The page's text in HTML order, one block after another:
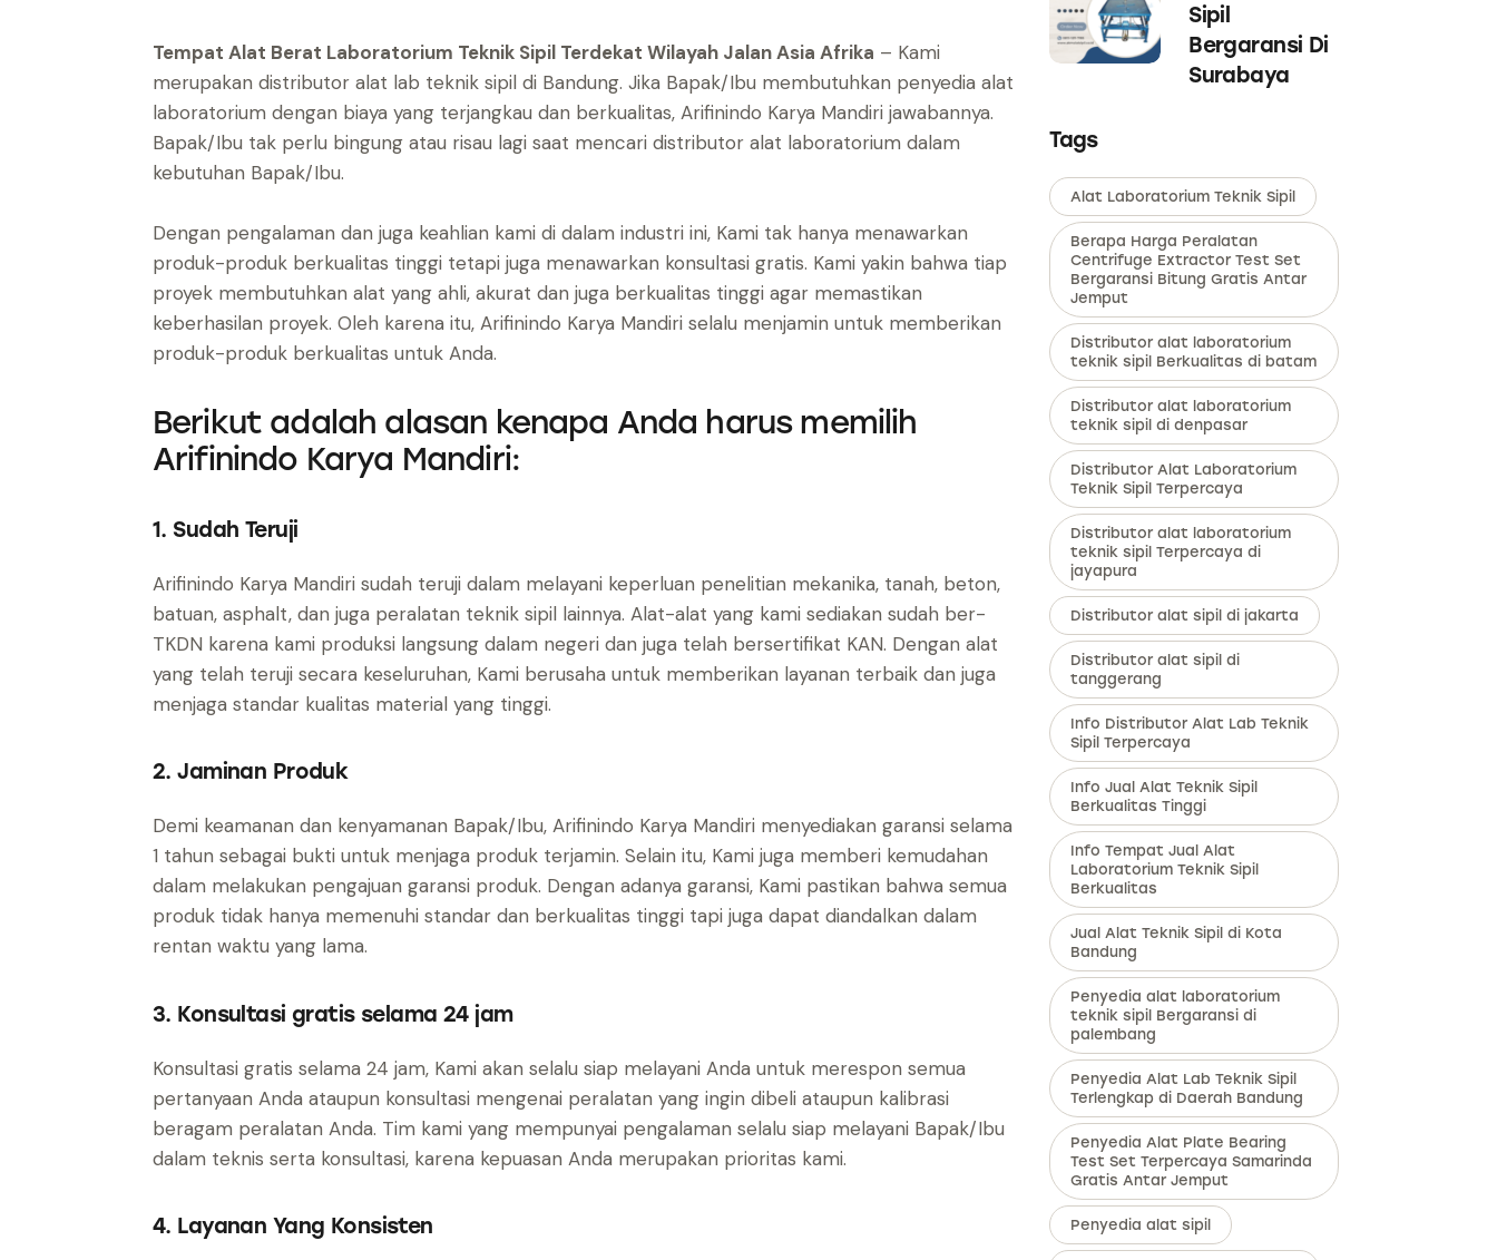
Tempat Alat Berat Laboratorium Teknik Sipil Terdekat Wilayah Jalan Asia Afrika – Kami
merupakan distributor alat lab teknik sipil di Bandung. Jika Bapak/Ibu membutuhkan penyedia alat
laboratorium dengan biaya yang terjangkau dan berkualitas, Arifinindo Karya Mandiri jawabannya.
Bapak/Ibu tak perlu bingung atau risau lagi saat mencari distributor alat laboratorium dalam
kebutuhan Bapak/Ibu.
Dengan pengalaman dan juga keahlian kami di dalam industri ini, Kami tak hanya menawarkan
produk-produk berkualitas tinggi tetapi juga menawarkan konsultasi gratis. Kami yakin bahwa tiap
proyek membutuhkan alat yang ahli, akurat dan juga berkualitas tinggi agar memastikan
keberhasilan proyek. Oleh karena itu, Arifinindo Karya Mandiri selalu menjamin untuk memberikan
produk-produk berkualitas untuk Anda.
Berikut adalah alasan kenapa Anda harus memilih
Arifinindo Karya Mandiri:
1. Sudah Teruji
Arifinindo Karya Mandiri sudah teruji dalam melayani keperluan penelitian mekanika, tanah, beton,
batuan, asphalt, dan juga peralatan teknik sipil lainnya. Alat-alat yang kami sediakan sudah ber-
TKDN karena kami produksi langsung dalam negeri dan juga telah bersertifikat KAN. Dengan alat
yang telah teruji secara keseluruhan, Kami berusaha untuk memberikan layanan terbaik dan juga
menjaga standar kualitas material yang tinggi.
2. Jaminan Produk
Demi keamanan dan kenyamanan Bapak/Ibu, Arifinindo Karya Mandiri menyediakan garansi selama
1 tahun sebagai bukti untuk menjaga produk terjamin. Selain itu, Kami juga memberi kemudahan
dalam melakukan pengajuan garansi produk. Dengan adanya garansi, Kami pastikan bahwa semua
produk tidak hanya memenuhi standar dan berkualitas tinggi tapi juga dapat diandalkan dalam
rentan waktu yang lama.
3. Konsultasi gratis selama 24 jam
Konsultasi gratis selama 24 jam, Kami akan selalu siap melayani Anda untuk merespon semua
pertanyaan Anda ataupun konsultasi mengenai peralatan yang ingin dibeli ataupun kalibrasi
beragam peralatan Anda. Tim kami yang mempunyai pengalaman selalu siap melayani Bapak/Ibu
dalam teknis serta konsultasi, karena kepuasan Anda merupakan prioritas kami.
4. Layanan Yang Konsisten
Sipil
Bergaransi Di
Surabaya
Tags
Alat Laboratorium Teknik Sipil
Berapa Harga Peralatan
Centrifuge Extractor Test Set
Bergaransi Bitung Gratis Antar
Jemput
Distributor alat laboratorium
teknik sipil Berkualitas di batam
Distributor alat laboratorium
teknik sipil di denpasar
Distributor Alat Laboratorium
Teknik Sipil Terpercaya
Distributor alat laboratorium
teknik sipil Terpercaya di
jayapura
Distributor alat sipil di jakarta
Distributor alat sipil di
tanggerang
Info Distributor Alat Lab Teknik
Sipil Terpercaya
Info Jual Alat Teknik Sipil
Berkualitas Tinggi
Info Tempat Jual Alat
Laboratorium Teknik Sipil
Berkualitas
Jual Alat Teknik Sipil di Kota
Bandung
Penyedia alat laboratorium
teknik sipil Bergaransi di
palembang
Penyedia Alat Lab Teknik Sipil
Terlengkap di Daerah Bandung
Penyedia Alat Plate Bearing
Test Set Terpercaya Samarinda
Gratis Antar Jemput
Penyedia alat sipil